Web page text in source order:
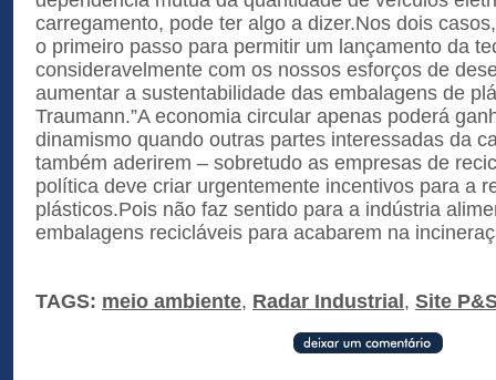
carregamento, pode ter algo a dizer.Nos dois
o primeiro passo para permitir um lançamento da
consideravelmente com os nossos esforços de
aumentar a sustentabilidade das embalagens de
Traumann.”A economia circular apenas poderá
dinamismo quando outras partes interessadas da
também aderirem – sobretudo as empresas de
política deve criar urgentemente incentivos para a
plásticos.Pois não faz sentido para a indústria
embalagens recicláveis para acabarem na
TAGS: meio ambiente, Radar Industrial, Site